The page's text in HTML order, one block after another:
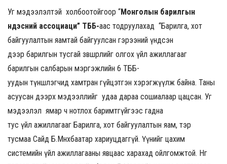
Уг мэдээлэлтэй холбоотойгоор “Монголын барилгын
үндэсний ассоциаци” ТББ-аас тодруулахад “Барилга, хот
байгуулалтын яамтай байгуулсан гэрээний үндсэн
дээр барилгын тусгай зөвшөөрлийг олгох үйл ажиллагааг
барилгын салбарын мэргэжлийн 6 ТББ-
уудын түншлэгчид хамтран гүйцэтгэн хэрэгжүүлж байна. Таны
асуусан дээрх мэдээллийг удаа дараа сошиалаар цацсан. Уг
мэдээлэл ямар ч нотлох баримтгүйгээс гадна
тус үйл ажиллагааг Барилга, хот байгуулалтын яам, тэр
тусмаа Сайд Б.Мөнхбаатар хариуцдаггүй. Үүнийг цахим
системийн үйл ажиллагааны явцаас харахад ойлгомжтой. Нөгөө